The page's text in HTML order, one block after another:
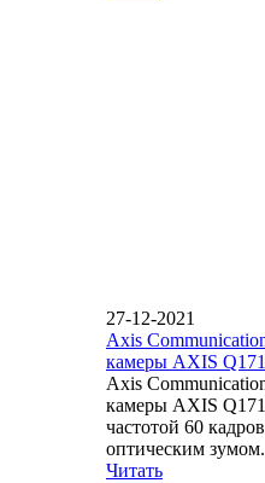
27-12-2021
Axis
камеры AXIS
Axis
камеры AXIS
частотой 60
оптическим
Читать